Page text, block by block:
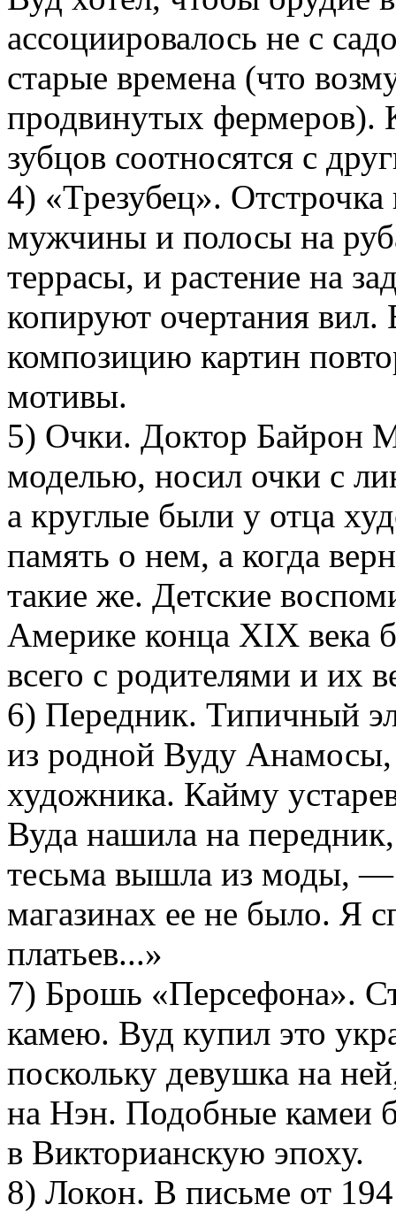
ассоциировалось не с
старые времена (что
продвинутых фермеров).
зубцов соотносятся с
4) «Трезубец».
мужчины и полосы на
террасы, и растение на
копируют очертания
композицию картин
мотивы.
5) Очки. Доктор Байрон
моделью, носил очки с
а круглые были у отца
память о нем, а когда
такие же. Детские
Америке конца XIX века
всего с родителями и их
6) Передник. Типичный
из родной Вуду Анамосы,
художника. Кайму
Вуда нашила на
тесьма вышла из моды,
магазинах ее не было. Я
платьев...»
7) Брошь «Персефона».
камею. Вуд купил это
поскольку девушка на
на Нэн. Подобные камеи
в Викторианскую эпоху.
8) Локон. В письме от